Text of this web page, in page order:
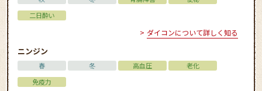
二日酔い
ダイコンについて詳しく知る
ニンジン
春 冬 高血圧
老化
免疫力